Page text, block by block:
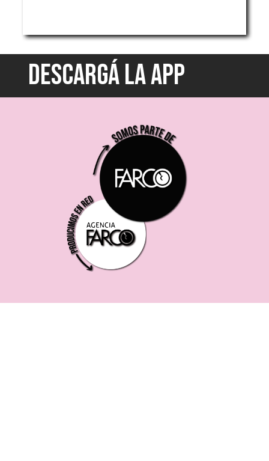
DESCARGÁ LA APP